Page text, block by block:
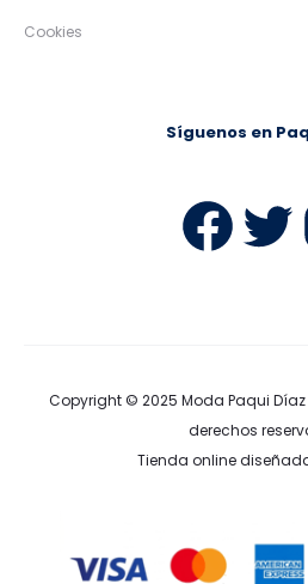
Cookies
Síguenos en
Copyright © 2025 Moda Paqui Díaz
derechos
Tienda online